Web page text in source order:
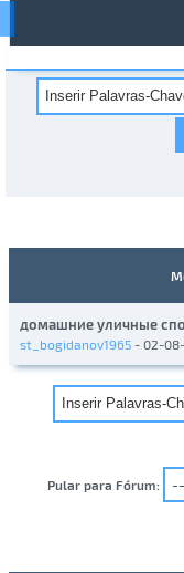
домашние уличные
st_bogidanov1965- 02-08-
Pular para Fórum: